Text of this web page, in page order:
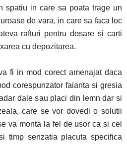
spatiu in care sa poata trage un
de vara, in care sa faca loc
rafturi pentru dosare si carti
cu depozitarea.
fi in mod corect amenajat daca
corespunzator faianta si gresia
dale sau placi din lemn dar si
care se vor dovedi o solutii
va monta la fel de usor ca si cel
timp senzatia placuta specifica